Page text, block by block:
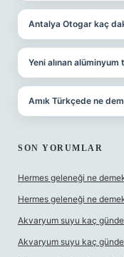
Antalya Otogar kaç
Yeni alınan
Amık Türkçede ne
SON YORUMLAR
Hermes geleneği ne
Hermes geleneği ne
Akvaryum suyu kaç
Akvaryum suyu kaç